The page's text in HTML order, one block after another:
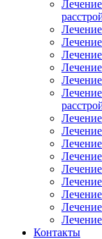
Лечение
Контакты